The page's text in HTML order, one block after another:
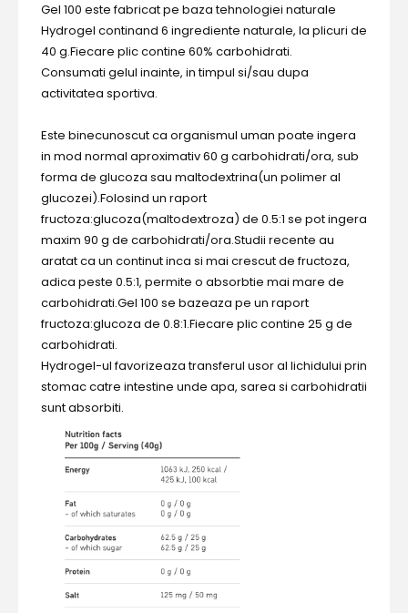
Gel 100 este fabricat pe baza tehnologiei naturale
Hydrogel continand 6 ingrediente naturale, la plicuri de
40 g.Fiecare plic contine 60% carbohidrati.
Consumati gelul inainte, in timpul si/sau dupa
activitatea sportiva.
Este binecunoscut ca organismul uman poate ingera
in mod normal aproximativ 60 g carbohidrati/ora, sub
forma de glucoza sau maltodextrina(un polimer al
glucozei).Folosind un raport
fructoza:glucoza(maltodextroza) de 0.5:1 se pot ingera
maxim 90 g de carbohidrati/ora.Studii recente au
aratat ca un continut inca si mai crescut de fructoza,
adica peste 0.5:1, permite o absorbtie mai mare de
carbohidrati.Gel 100 se bazeaza pe un raport
fructoza:glucoza de 0.8:1.Fiecare plic contine 25 g de
carbohidrati.
Hydrogel-ul favorizeaza transferul usor al lichidului prin
stomac catre intestine unde apa, sarea si carbohidratii
sunt absorbiti.